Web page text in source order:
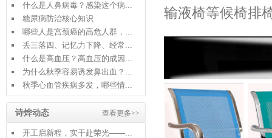
什么是人鼻病毒？感染这个病...
糖尿病防治核心知识
哪些人是宫颈癌的高危人群，...
丢三落四、记忆力下降、经常...
什么是高血压？高血压的成因...
为什么秋季容易诱发鼻出血？...
秋季心血管疾病多发，哪些情...
查看更多>>
诗烨动态
开工启新程，实干赴荣光——...
输液椅等候椅排